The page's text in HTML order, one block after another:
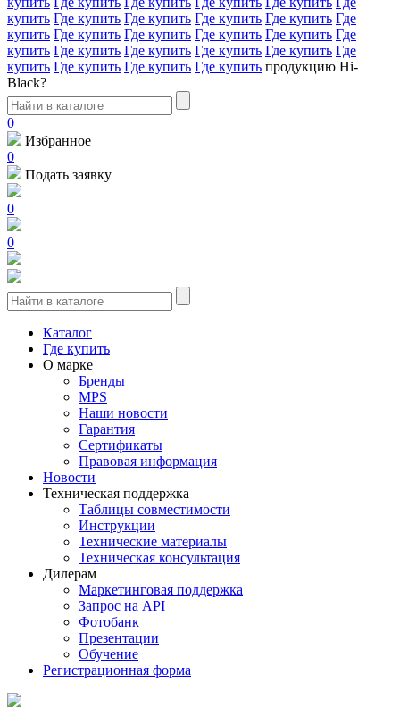
купить Где купить Где купить Где купить Где купить Где
купить Где купить Где купить Где купить Где купить Где
купить Где купить Где купить Где купить Где купить Где
купить Где купить Где купить Где купить продукцию Hi-
Black?
0
Избранное
0
Подать заявку
0
0
Каталог
Где купить
О марке
Бренды
MPS
Наши новости
Гарантия
Сертификаты
Правовая информация
Новости
Техническая поддержка
Таблицы совместимости
Инструкции
Технические материалы
Техническая консультация
Дилерам
Маркетинговая поддержка
Запрос на API
Фотобанк
Презентации
Обучение
Регистрационная форма